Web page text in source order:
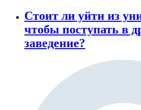
Стоит ли уйти из
чтобы поступать в
заведение?